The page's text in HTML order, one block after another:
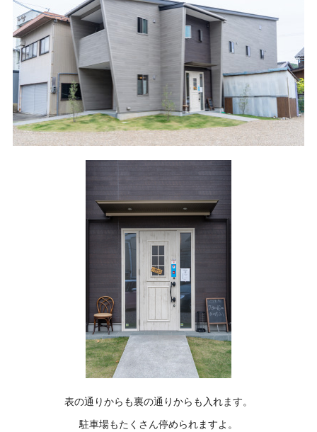
表の通りからも裏の通りからも入れます。
駐車場もたくさん停められますよ。